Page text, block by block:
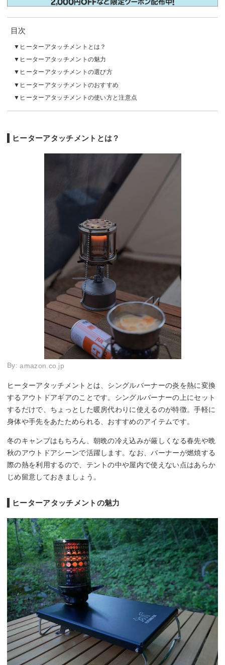
目次
ヒーターアタッチメントとは？
ヒーターアタッチメントの魅力
ヒーターアタッチメントの選び方
ヒーターアタッチメントのおすすめ
ヒーターアタッチメントの使い方と注意点
ヒーターアタッチメントとは？
By:amazon.co.jp
ヒーターアタッチメントとは、シングルバーナーの炎を熱に変換
するアウトドアギアのことです。シングルバーナーの上にセット
するだけで、ちょっとした暖房代わりに使えるのが特徴。手軽に
身体や手先をあたためられる、おすすめのアイテムです。
冬のキャンプはもちろん、朝晩の冷え込みが厳しくなる春先や晩
秋のアウトドアシーンで活躍します。なお、バーナーが燃焼する
際の熱を利用するので、テントの中や屋内で使えない点はあらか
じめ留意しておきましょう。
ヒーターアタッチメントの魅力